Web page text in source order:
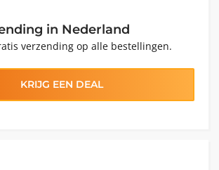
in Nederland
verzending op alle bestellingen.
KRIJG EEN DEAL